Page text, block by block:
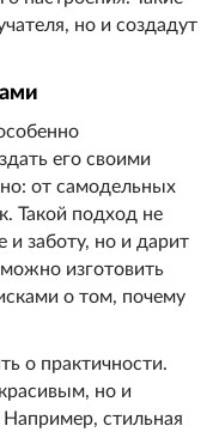
но и создадут
его своими
от самодельных
Такой подход не
и заботу, но и дарит
изготовить
о том, почему
о практичности.
но и
стильная